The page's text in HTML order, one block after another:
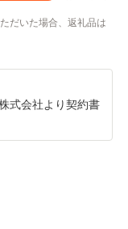
だいた場合、返礼品は
式会社より契約書